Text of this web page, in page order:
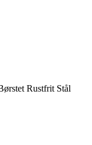
Rustfrit Stål